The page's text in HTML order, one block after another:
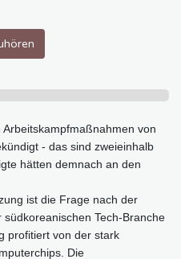
von
- das sind zweieinhalb
hätten demnach an den
ist die Frage nach der
Tech-Branche
profitiert von der stark
Die